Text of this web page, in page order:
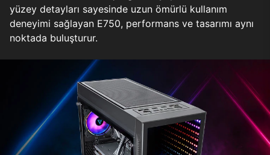
yüzey detayları sayesinde uzun ömürlü kullanım
deneyimi sağlayan E750, performans ve tasarımı aynı
noktada buluşturur.